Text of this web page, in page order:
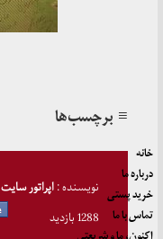
≡ برچسب‌ها
نویسنده :اپراتور سایت
1288 بازدید
خانه
درباره ما
خرید پستی
تماس با ما